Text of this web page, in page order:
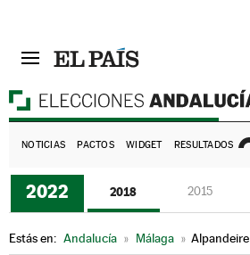
NOTICIAS PACTOS WIDGET RESULTADOS
2022 2018 2015
Estás en: Andalucía » Málaga » Alpandeire